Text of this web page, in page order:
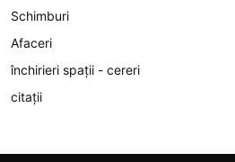
Schimburi
Afaceri
închirieri spații - cereri
citații